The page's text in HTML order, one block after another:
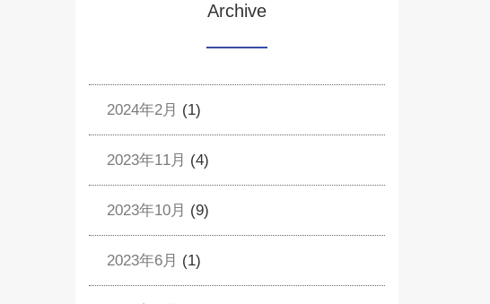
Archive
2024年2月 (1)
2023年11月 (4)
2023年10月 (9)
2023年6月 (1)